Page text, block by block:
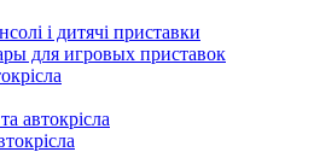
і дитячі приставки
для игровых приставок
автокрісла